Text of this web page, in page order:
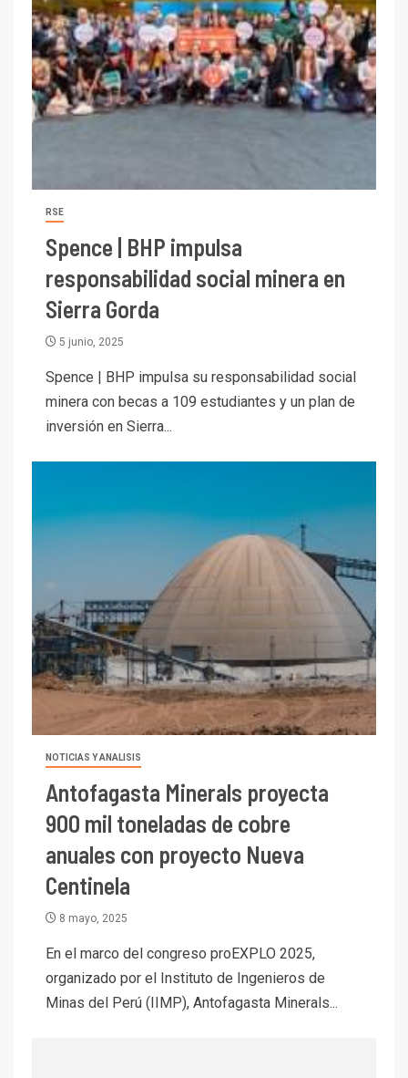
RSE
Spence | BHP impulsa
responsabilidad social minera en
Sierra Gorda
5 junio, 2025
Spence | BHP impulsa su responsabilidad social
minera con becas a 109 estudiantes y un plan de
inversión en Sierra...
NOTICIAS Y ANALISIS
Antofagasta Minerals proyecta
900 mil toneladas de cobre
anuales con proyecto Nueva
Centinela
8 mayo, 2025
En el marco del congreso proEXPLO 2025,
organizado por el Instituto de Ingenieros de
Minas del Perú (IIMP), Antofagasta Minerals...
3 I+D
PIB minero impacta el
crecimiento regional: Banco
Central reporta resultados
Cochilco: precio del cobre
alcanza máximos por escasez
de concentrados
5 I+D
del cobre y educación superior
se relacionan en zonas
mineras
I+D
BHP proyecta producción de
Escondida
7 I+D
Codelco reporta Ebitda de US$
6.670 millones y mejora sus
Codelco Ventanas prueba
camión 100% eléctrico para
transportar cátodos al Puerto
de San Antonio